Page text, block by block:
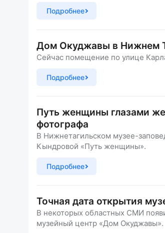
Подробнее
Дом Окуджавы в Нижнем
Сейчас помещение по улице
Подробнее
Путь женщины глазами
фотографа
В Нижнетагильском музее-
Кындровой «Путь женщины».
Подробнее
Точная дата открытия
В некоторых областных СМИ
музейный центр «Дом Окуджавы».